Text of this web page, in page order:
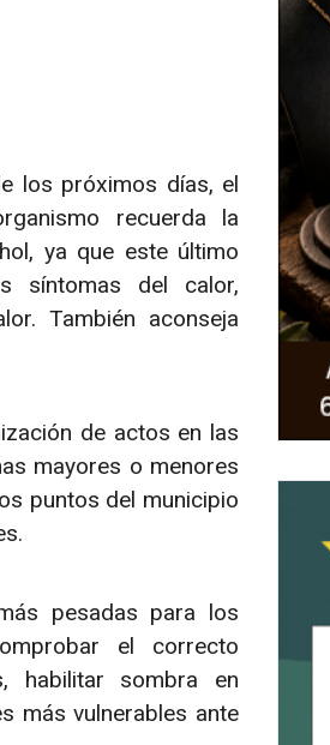
los próximos días, el
recuerda la
ya que este último
síntomas del calor,
También aconseja
de actos en las
mayores o menores
puntos del municipio
pesadas para los
el correcto
habilitar sombra en
más vulnerables ante